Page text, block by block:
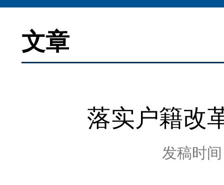
文章
落实户籍改
发稿时